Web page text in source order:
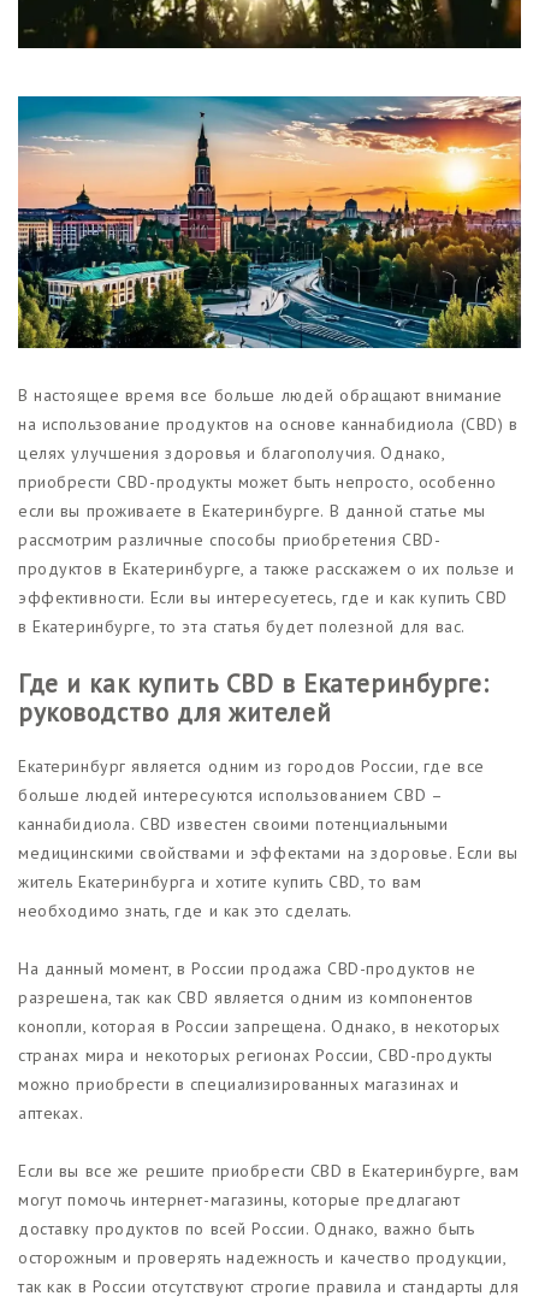
Функциональные продукты с
CBD
Красота и гигиена
CBD для животных
Какао и шоколад с CBD
Магазины
В настоящее время все больше людей обращают внимание
на использование продуктов на основе каннабидиола (CBD) в
целях улучшения здоровья и благополучия. Однако,
приобрести CBD-продукты может быть непросто, особенно
если вы проживаете в Екатеринбурге. В данной статье мы
рассмотрим различные способы приобретения CBD-
продуктов в Екатеринбурге, а также расскажем о их пользе и
эффективности. Если вы интересуетесь, где и как купить CBD
в Екатеринбурге, то эта статья будет полезной для вас.
Где и как купить CBD в Екатеринбурге:
руководство для жителей
Екатеринбург является одним из городов России, где все
больше людей интересуются использованием CBD –
каннабидиола. CBD известен своими потенциальными
медицинскими свойствами и эффектами на здоровье. Если вы
житель Екатеринбурга и хотите купить CBD, то вам
необходимо знать, где и как это сделать.
На данный момент, в России продажа CBD-продуктов не
разрешена, так как CBD является одним из компонентов
конопли, которая в России запрещена. Однако, в некоторых
странах мира и некоторых регионах России, CBD-продукты
можно приобрести в специализированных магазинах и
аптеках.
Если вы все же решите приобрести CBD в Екатеринбурге, вам
могут помочь интернет-магазины, которые предлагают
доставку продуктов по всей России. Однако, важно быть
осторожным и проверять надежность и качество продукции,
так как в России отсутствуют строгие правила и стандарты для